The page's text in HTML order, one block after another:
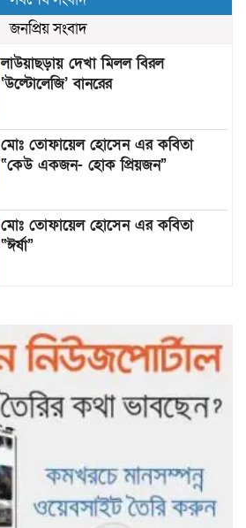
জনপ্রিয় সংবাদ
লাউয়াছড়ায় দেখা মিলল বিরল
‘উল্টোলেজি’ বানরের
মোঃ তোফায়েল হোসেন এর কবিতা
“কেউ একজন- হোক প্রিয়জন”
মোঃ তোফায়েল হোসেন এর কবিতা
“ঈর্ষা”
আটকে পড়া ১০ পর্যটককে উদ্ধার করল
পুলিশ ও ফায়ার সার্ভিস
গাছ না কেটে আমাদের পুড়িয়ে মারলে
ভালো হতো’: বন বিভাগের নিষ্ঠুরতায়
নিঃস্ব কৃষক